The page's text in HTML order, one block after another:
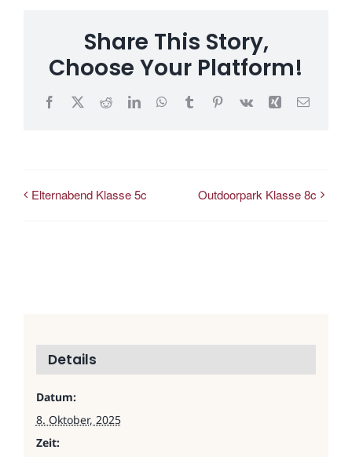
Share This Story,
Choose Your Platform!
Facebook
X RedditLinkedInWhatsApp
TumblrPinterest
Vk Xing E-
Elternabend Klasse 5c Outdoorpark Klasse 8c
Details
Datum:
8. Oktober, 2025
Zeit: